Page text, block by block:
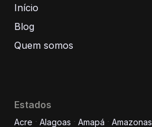
Início
Blog
Quem somos
Estados
Acre Alagoas Amapá Amazonas